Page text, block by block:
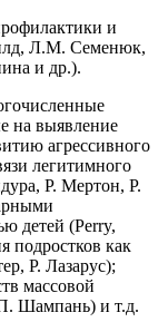
и
Л.М. Семенюк,
и др.).
на выявление
агрессивного
легитимного
Р. Мертон, Р.
детей (Perry,
подростков как
Р. Лазарус);
массовой
Шампань) и т.д.